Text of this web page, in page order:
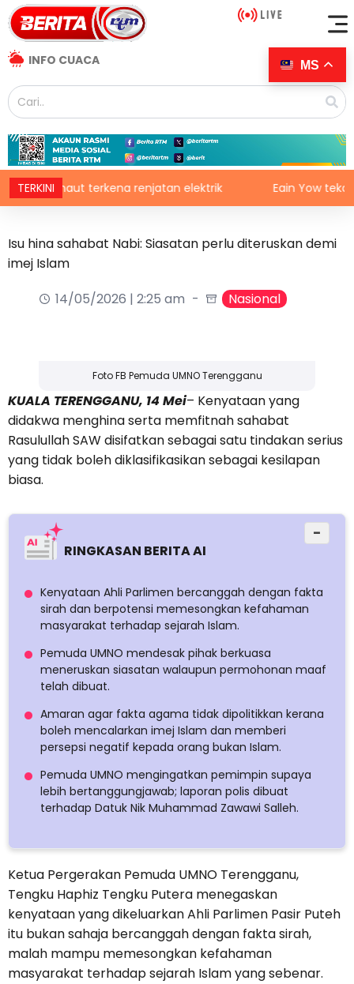
INFO CUACA
TERKINI
maut terkena renjatan elektrik Eain Yow tekad
Isu hina sahabat Nabi: Siasatan perlu diteruskan demi
imej Islam
14/05/2026 | 2:25 am
Nasional
Foto FB Pemuda UMNO Terengganu
KUALA TERENGGANU, 14 Mei– Kenyataan yang
didakwa menghina serta memfitnah sahabat
Rasulullah SAW disifatkan sebagai satu tindakan serius
yang tidak boleh diklasifikasikan sebagai kesilapan
biasa.
RINGKASAN BERITA AI
−
Kenyataan Ahli Parlimen bercanggah dengan fakta
sirah dan berpotensi memesongkan kefahaman
masyarakat terhadap sejarah Islam.
Pemuda UMNO mendesak pihak berkuasa
meneruskan siasatan walaupun permohonan maaf
telah dibuat.
Amaran agar fakta agama tidak dipolitikkan kerana
boleh mencalarkan imej Islam dan memberi
persepsi negatif kepada orang bukan Islam.
Pemuda UMNO mengingatkan pemimpin supaya
lebih bertanggungjawab; laporan polis dibuat
terhadap Datuk Nik Muhammad Zawawi Salleh.
Ketua Pergerakan Pemuda UMNO Terengganu,
Tengku Haphiz Tengku Putera menegaskan
kenyataan yang dikeluarkan Ahli Parlimen Pasir Puteh
itu bukan sahaja bercanggah dengan fakta sirah,
malah mampu memesongkan kefahaman
masyarakat terhadap sejarah Islam yang sebenar.
MS